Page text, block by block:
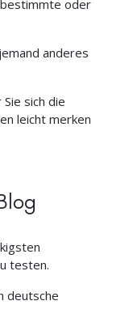
oder
anderes
sich die
leicht merken
testen.
deutsche